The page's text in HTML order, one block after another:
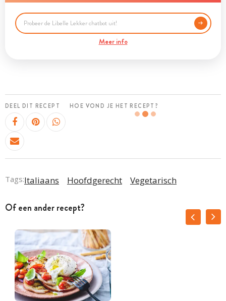
Meer info
DEEL DIT RECEPT HOE VOND JE HET RECEPT?
Tags:Italiaans Hoofdgerecht Vegetarisch
Of een ander recept?